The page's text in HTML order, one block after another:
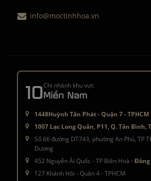
info@moctinhhoa.vn
10Chi nhánh khu vực
Miền Nam
1448Huỳnh Tấn Phát - Quận 7 - TPHCM
1007 Lạc Long Quân, P11, Q. Tân Bình,
Số 66 đường DT743, phường An Phú, TP
Dương
452 Nguyễn Ái Quốc - TP Biên Hoà -
127 Khánh Hội - Quận 4 - TPHCM